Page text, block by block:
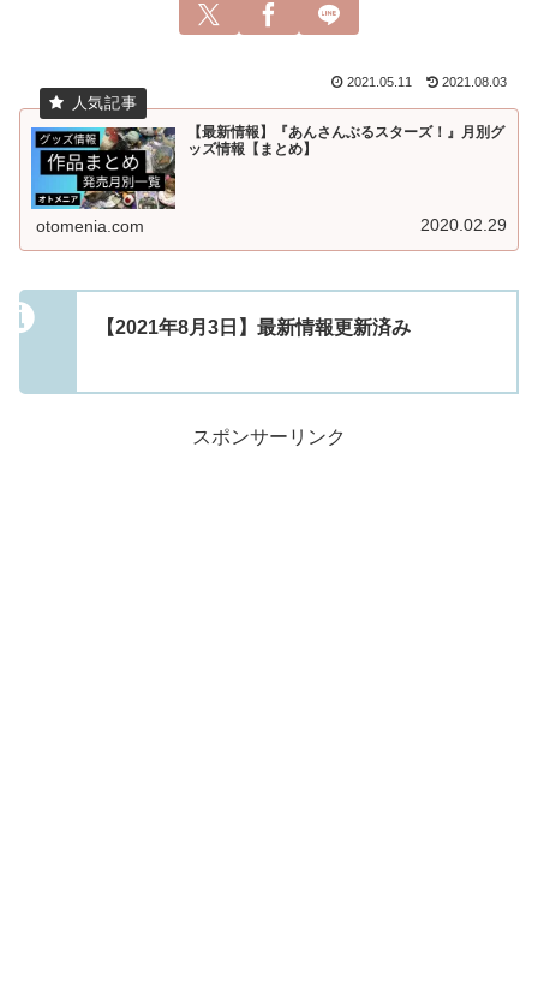
2021.05.11 2021.08.03
【最新情報】『あんさんぶるスターズ！』月別グ
ッズ情報【まとめ】
otomenia.com 2020.02.29
【2021年8月3日】最新情報更新済み
スポンサーリンク